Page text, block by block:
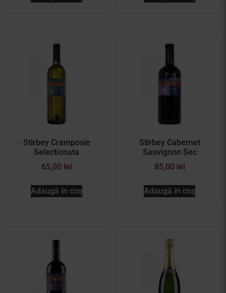
Stirbey Cramposie
Selectionata
65,00 lei
Adaugă în coș
Stirbey Cabernet
Sauvignon Sec
85,00 lei
Adaugă în coș